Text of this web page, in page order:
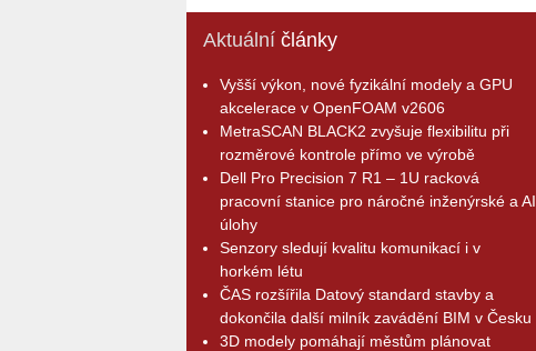
Aktuální články
Vyšší výkon, nové fyzikální modely a GPU
akcelerace v OpenFOAM v2606
MetraSCAN BLACK2 zvyšuje flexibilitu při
rozměrové kontrole přímo ve výrobě
Dell Pro Precision 7 R1 – 1U racková
pracovní stanice pro náročné inženýrské a AI
úlohy
Senzory sledují kvalitu komunikací i v
horkém létu
ČAS rozšířila Datový standard stavby a
dokončila další milník zavádění BIM v Česku
3D modely pomáhají městům plánovat